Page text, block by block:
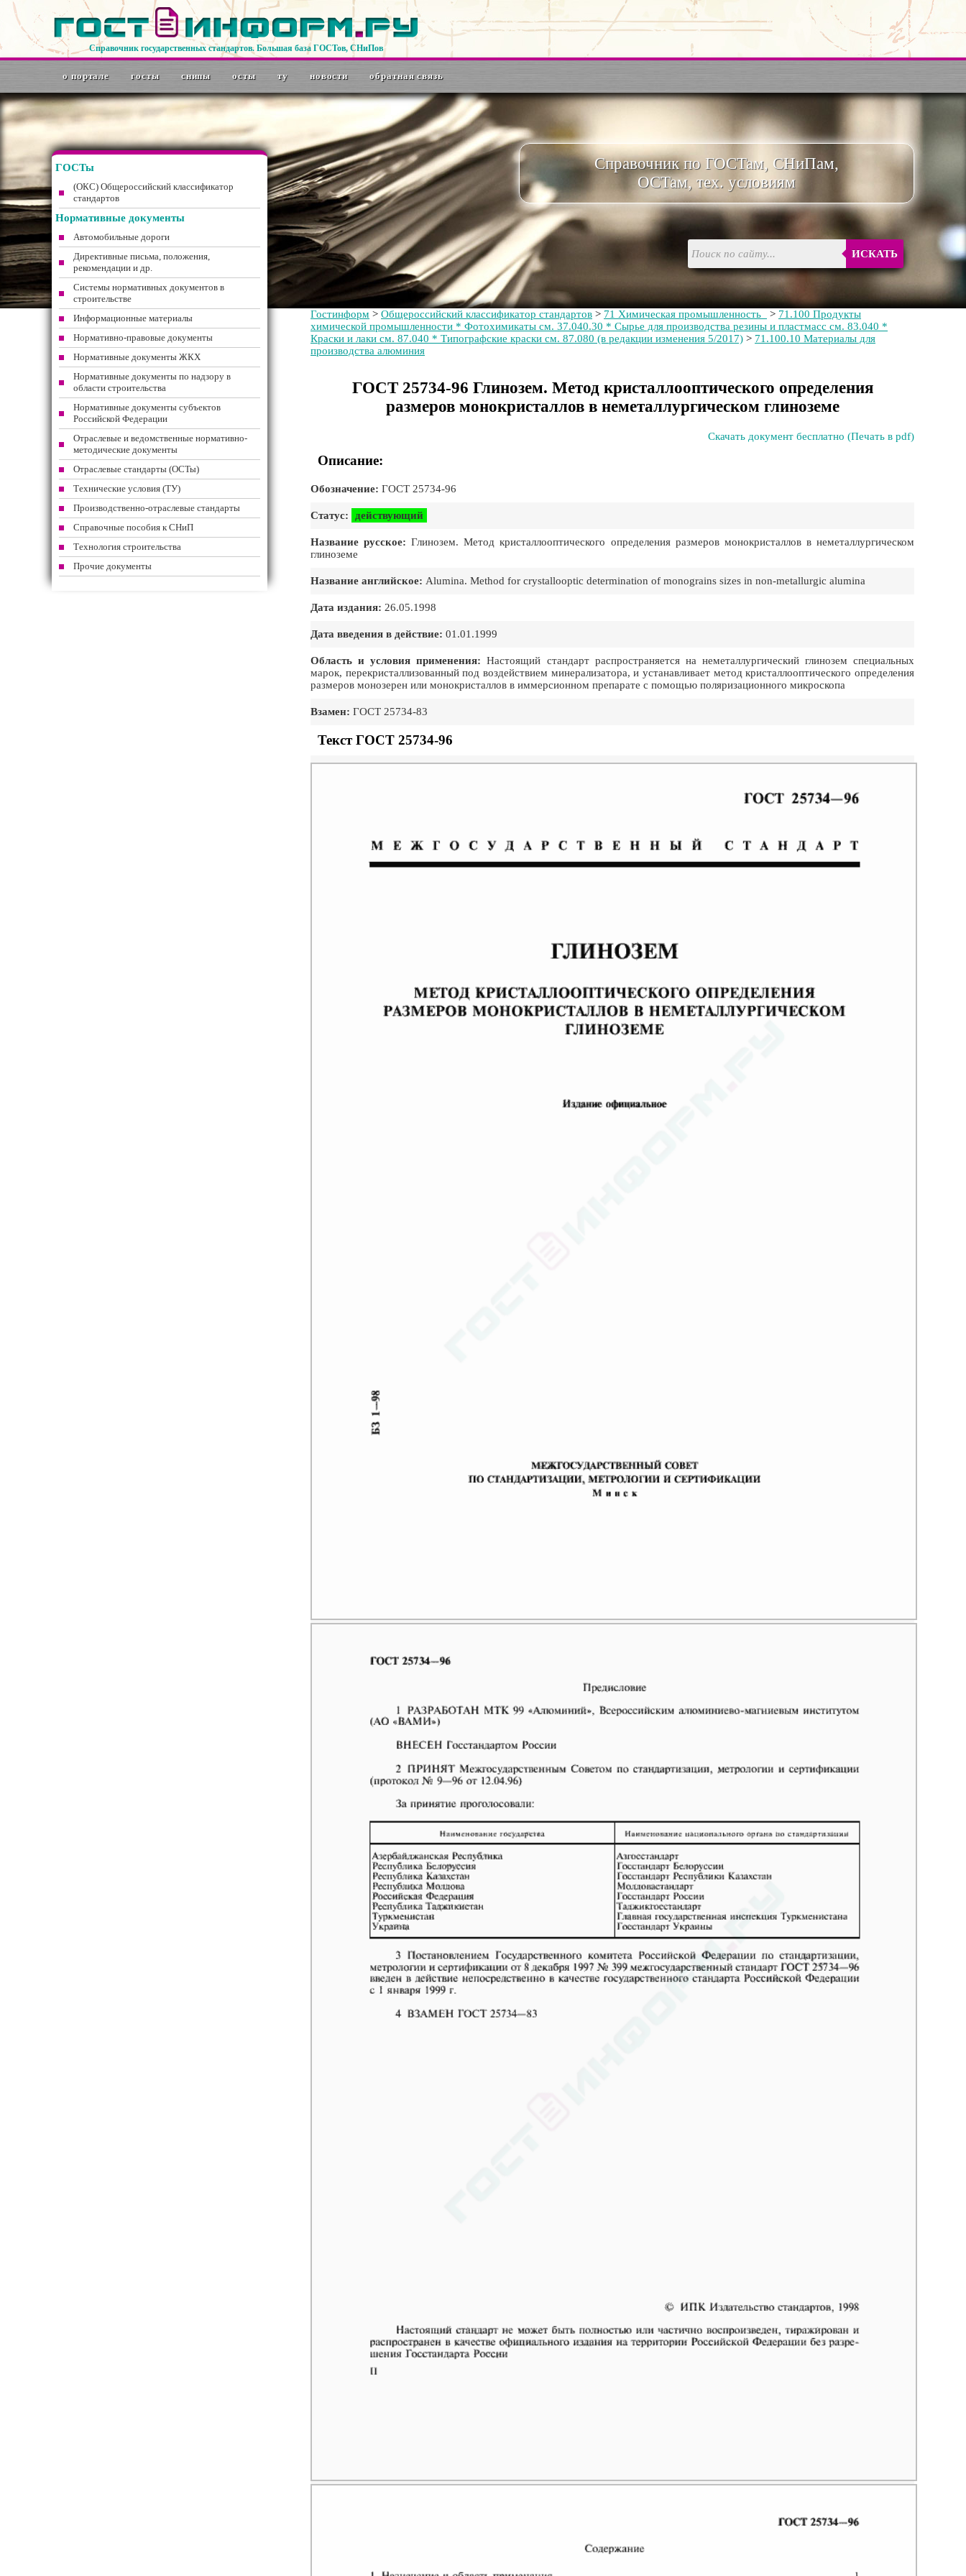
Справочник государственных стандартов. Большая база ГОСТов, СНиПов
о портале госты снипы осты ту новости обратная связь
Справочник по ГОСТам, СНиПам,
ОСТам, тех. условиям
ИСКАТЬ
Гостинформ > Общероссийский классификатор стандартов > 71 Химическая промышленность > 71.100 Продукты
химической промышленности * Фотохимикаты см. 37.040.30 * Сырье для производства резины и пластмасс см. 83.040 *
Краски и лаки см. 87.040 * Типографские краски см. 87.080 (в редакции изменения 5/2017) > 71.100.10 Материалы для
производства алюминия
ГОСТ 25734-96 Глинозем. Метод кристаллооптического определения
размеров монокристаллов в неметаллургическом глиноземе
Скачать документ бесплатно (Печать в pdf)
Описание:
Обозначение: ГОСТ 25734-96
Статус: действующий
Название русское: Глинозем. Метод кристаллооптического определения размеров монокристаллов в неметаллургическом
глиноземе
Название английское: Alumina. Method for crystallooptic determination of monograins sizes in non-metallurgic alumina
Дата издания: 26.05.1998
Дата введения в действие: 01.01.1999
Область и условия применения: Настоящий стандарт распространяется на неметаллургический глинозем специальных
марок, перекристаллизованный под воздействием минерализатора, и устанавливает метод кристаллооптического определения
размеров монозерен или монокристаллов в иммерсионном препарате с помощью поляризационного микроскопа
Взамен: ГОСТ 25734-83
Текст ГОСТ 25734-96
ГОСТы
(ОКС) Общероссийский классификатор
стандартов
Нормативные документы
Автомобильные дороги
Директивные письма, положения,
рекомендации и др.
Системы нормативных документов в
строительстве
Информационные материалы
Нормативно-правовые документы
Нормативные документы ЖКХ
Нормативные документы по надзору в
области строительства
Нормативные документы субъектов
Российской Федерации
Отраслевые и ведомственные нормативно-
методические документы
Отраслевые стандарты (ОСТы)
Технические условия (ТУ)
Производственно-отраслевые стандарты
Справочные пособия к СНиП
Технология строительства
Прочие документы